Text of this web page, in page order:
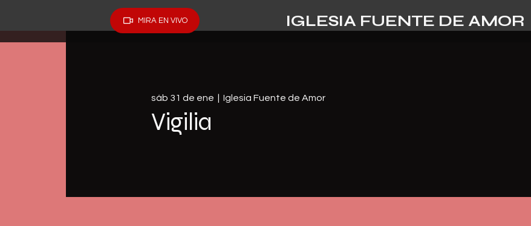
MIRA EN VIVO IGLESIA FUENTE DE AMOR
sáb 31 de ene Iglesia Fuente de Amor
Vigilia